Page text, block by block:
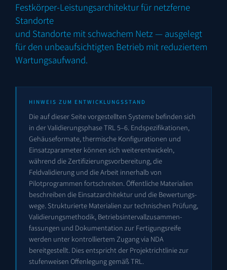
Festkörper-Leistungsarchitektur für netzferne
Standorte
und Standorte mit schwachem Netz — ausgelegt
für den unbeaufsichtigten Betrieb mit reduziertem
Wartungsaufwand.
HINWEIS ZUM ENTWICKLUNGS­STAND
Die auf dieser Seite vorgestellten Systeme befinden sich
in der Validierungsphase TRL 5–6. Endspezifikationen,
Gehäuseformate, thermische Konfigurationen und
Einsatz­parameter können sich weiterentwickeln,
während die Zertifizierungs­vorbereitung, die
Feldvalidierung und die Arbeit innerhalb von
Pilotprogrammen fortschreiten. Öffentliche Materialien
beschreiben die Einsatz­architektur und die Bewertungs­
wege. Strukturierte Materialien zur technischen Prüfung,
Validierungs­methodik, Betriebs­intervall­zusammen­
fassungen und Dokumentation zur Fertigungs­reife
werden unter kontrolliertem Zugang via NDA
bereitgestellt. Dies entspricht der Projektrichtlinie zur
stufenweisen Offenlegung gemäß TRL.